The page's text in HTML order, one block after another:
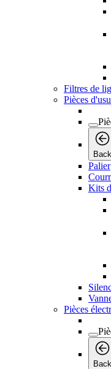
Filtres de
Pièces
Back
Palier
Kits
Pièces
Back